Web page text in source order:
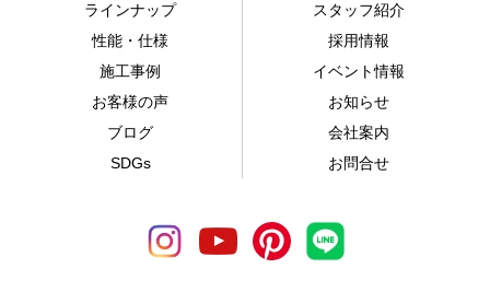
ラインナップ
性能・仕様
施工事例
お客様の声
スタッフ紹介
採用情報
イベント情報
お知らせ
ブログ
会社案内
SDGs
お問合せ